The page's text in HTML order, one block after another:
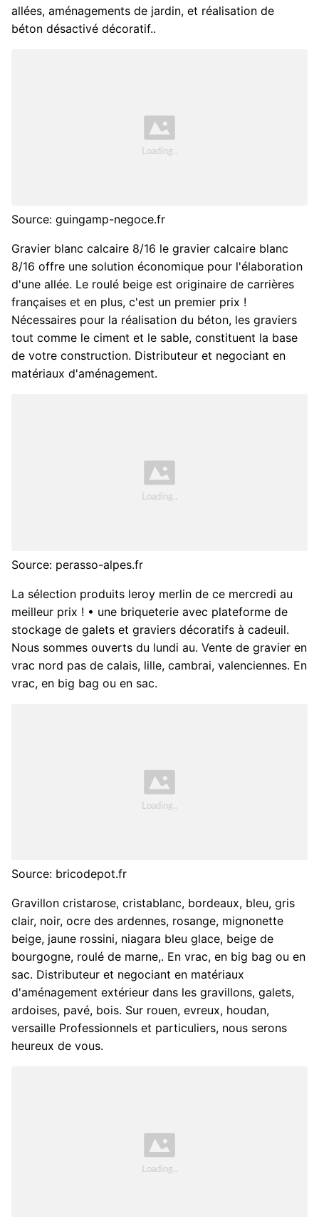
allées, aménagements de jardin, et réalisation de
béton désactivé décoratif..
Source: guingamp-negoce.fr
Gravier blanc calcaire 8/16 le gravier calcaire blanc
8/16 offre une solution économique pour l'élaboration
d'une allée. Le roulé beige est originaire de carrières
françaises et en plus, c'est un premier prix !
Nécessaires pour la réalisation du béton, les graviers
tout comme le ciment et le sable, constituent la base
de votre construction. Distributeur et negociant en
matériaux d'aménagement.
Source: perasso-alpes.fr
La sélection produits leroy merlin de ce mercredi au
meilleur prix ! • une briqueterie avec plateforme de
stockage de galets et graviers décoratifs à cadeuil.
Nous sommes ouverts du lundi au. Vente de gravier en
vrac nord pas de calais, lille, cambrai, valenciennes. En
vrac, en big bag ou en sac.
Source: bricodepot.fr
Gravillon cristarose, cristablanc, bordeaux, bleu, gris
clair, noir, ocre des ardennes, rosange, mignonette
beige, jaune rossini, niagara bleu glace, beige de
bourgogne, roulé de marne,. En vrac, en big bag ou en
sac. Distributeur et negociant en matériaux
d'aménagement extérieur dans les gravillons, galets,
ardoises, pavé, bois. Sur rouen, evreux, houdan,
versaille Professionnels et particuliers, nous serons
heureux de vous.